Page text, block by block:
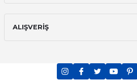
ALIŞVERİŞ